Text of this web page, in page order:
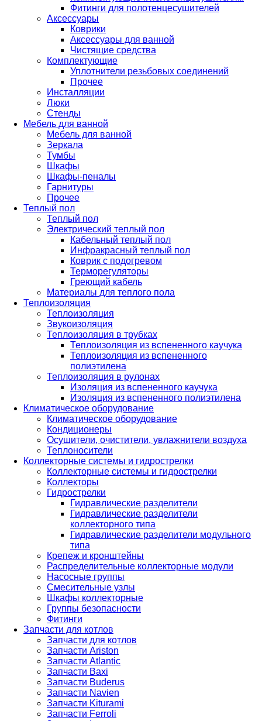
Фитинги для полотенцесушителей
Аксессуары
Коврики
Аксессуары для ванной
Чистящие средства
Комплектующие
Уплотнители резьбовых соединений
Прочее
Инсталляции
Люки
Стенды
Мебель для ванной
Мебель для ванной
Зеркала
Тумбы
Шкафы
Шкафы-пеналы
Гарнитуры
Прочее
Теплый пол
Теплый пол
Электрический теплый пол
Кабельный теплый пол
Инфракрасный теплый пол
Коврик с подогревом
Терморегуляторы
Греющий кабель
Материалы для теплого пола
Теплоизоляция
Теплоизоляция
Звукоизоляция
Теплоизоляция в трубках
Теплоизоляция из вспененного каучука
Теплоизоляция из вспененного
полиэтилена
Теплоизоляция в рулонах
Изоляция из вспененного каучука
Изоляция из вспененного полиэтилена
Климатическое оборудование
Климатическое оборудование
Кондиционеры
Осушители, очистители, увлажнители воздуха
Теплоносители
Коллекторные системы и гидрострелки
Коллекторные системы и гидрострелки
Коллекторы
Гидрострелки
Гидравлические разделители
Гидравлические разделители
коллекторного типа
Гидравлические разделители модульного
типа
Крепеж и кронштейны
Распределительные коллекторные модули
Насосные группы
Смесительные узлы
Шкафы коллекторные
Группы безопасности
Фитинги
Запчасти для котлов
Запчасти для котлов
Запчасти Ariston
Запчасти Atlantic
Запчасти Baxi
Запчасти Buderus
Запчасти Navien
Запчасти Kiturami
Запчасти Ferroli